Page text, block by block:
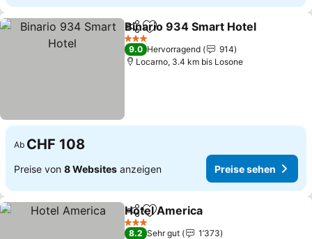
TeilenZu Favoriten hinzufügen
Binario 934 Smart Hotel
3 Sterne
9.0 Hervorragend
914
Locarno, 3.4 km bis Losone
Ab CHF 108
Preise von 8 Websites anzeigen Preise sehen
TeilenZu Favoriten hinzufügen
Hotel America
3 Sterne
8.2 Sehr gut
1’373